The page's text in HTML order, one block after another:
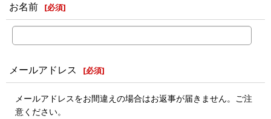
お名前 [必須]
メールアドレス [必須]
メールアドレスをお間違えの場合はお返事が届きません。ご注
意ください。